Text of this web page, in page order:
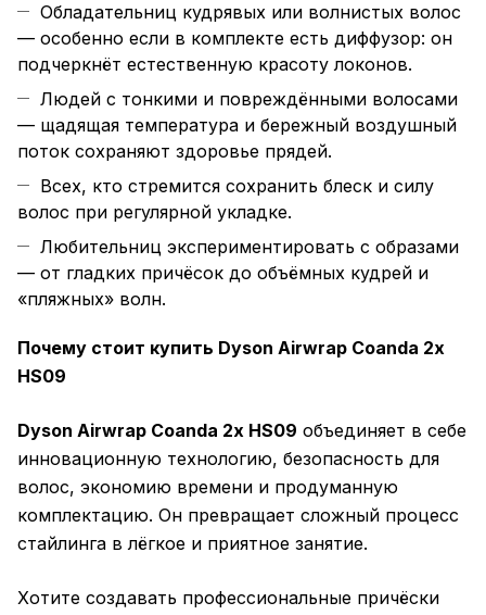
Обладательниц кудрявых или волнистых волос
— особенно если в комплекте есть диффузор: он
подчеркнёт естественную красоту локонов.
Людей с тонкими и повреждёнными волосами
— щадящая температура и бережный воздушный
поток сохраняют здоровье прядей.
Всех, кто стремится сохранить блеск и силу
волос при регулярной укладке.
Любительниц экспериментировать с образами
— от гладких причёсок до объёмных кудрей и
«пляжных» волн.
Почему стоит купить Dyson Airwrap Coanda 2x
HS09
Dyson Airwrap Coanda 2x HS09 объединяет в себе
инновационную технологию, безопасность для
волос, экономию времени и продуманную
комплектацию. Он превращает сложный процесс
стайлинга в лёгкое и приятное занятие.
Хотите создавать профессиональные причёски